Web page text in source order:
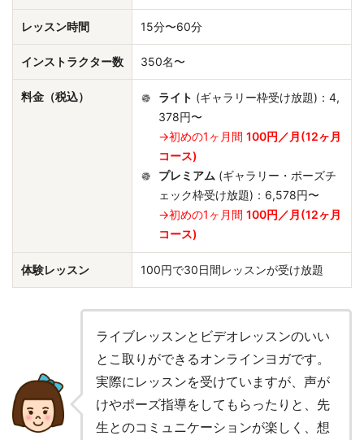
レッスン時間 15分〜60分
インストラクター数 350名〜
料金（税込） ライト (ギャラリー枠受け放題)：4,
378円〜
→初めの1ヶ月間 100円／月(12ヶ月
コース)
プレミアム (ギャラリー・ポーズチ
ェック枠受け放題)：6,578円〜
→初めの1ヶ月間 100円／月(12ヶ月
コース)
体験レッスン 100円で30日間レッスンが受け放題
ライブレッスンとビデオレッスンのいい
とこ取りができるオンラインヨガです。
実際にレッスンを受けていますが、声が
けやポーズ指導をしてもらったりと、先
生とのコミュニケーションが楽しく、想